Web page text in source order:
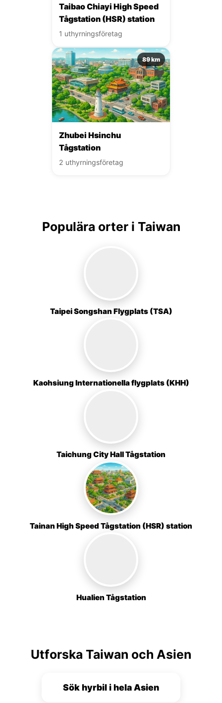
Taibao Chiayi High Speed
Tågstation (HSR) station
1 uthyrningsföretag
89 km
Zhubei Hsinchu
Tågstation
2 uthyrningsföretag
Populära orter i Taiwan
Taipei Songshan Flygplats (TSA)
Kaohsiung Internationella flygplats (KHH)
Taichung City Hall Tågstation
Tainan High Speed Tågstation (HSR) station
Hualien Tågstation
Utforska Taiwan och Asien
Sök hyrbil i hela Asien